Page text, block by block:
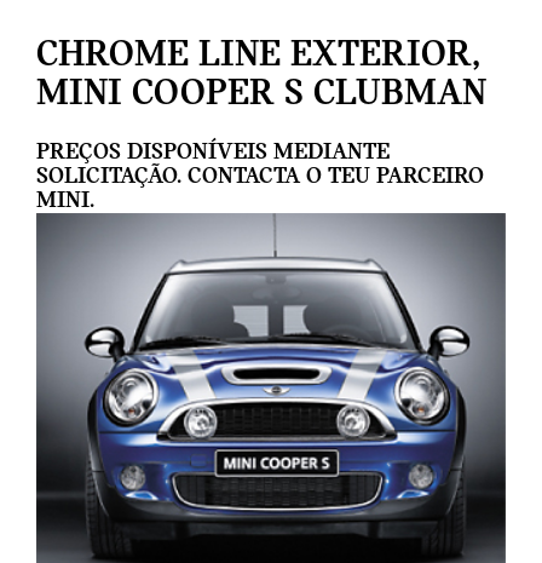
CHROME LINE EXTERIOR,
MINI COOPER S CLUBMAN
PREÇOS DISPONÍVEIS MEDIANTE
SOLICITAÇÃO. CONTACTA O TEU PARCEIRO
MINI.